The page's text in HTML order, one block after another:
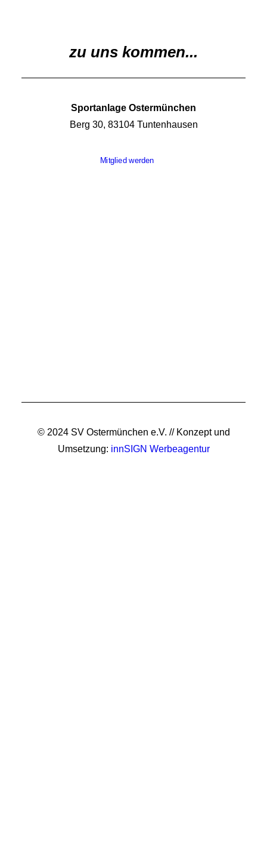
zu uns kommen...
Sportanlage Ostermünchen
Berg 30, 83104 Tuntenhausen
Mitglied werden
© 2024 SV Ostermünchen e.V. // Konzept und
Umsetzung: innSIGN Werbeagentur